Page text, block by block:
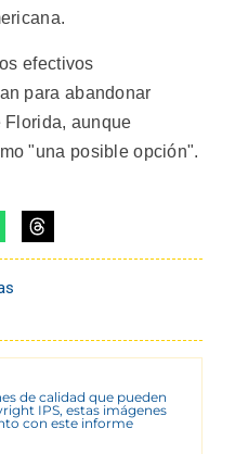
efectivos
para abandonar
Florida, aunque
"una posible opción".
de calidad que pueden
IPS, estas imágenes
con este informe